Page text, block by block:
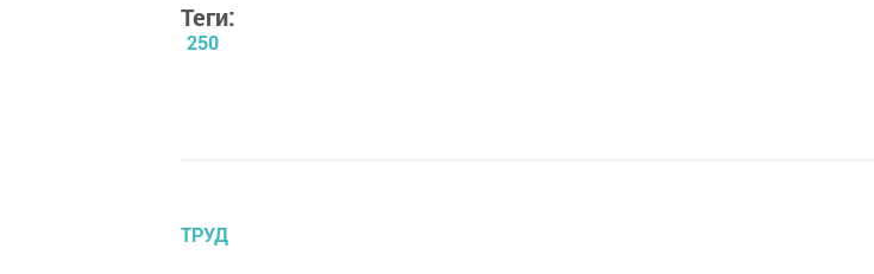
Теги:
250
ТРУД